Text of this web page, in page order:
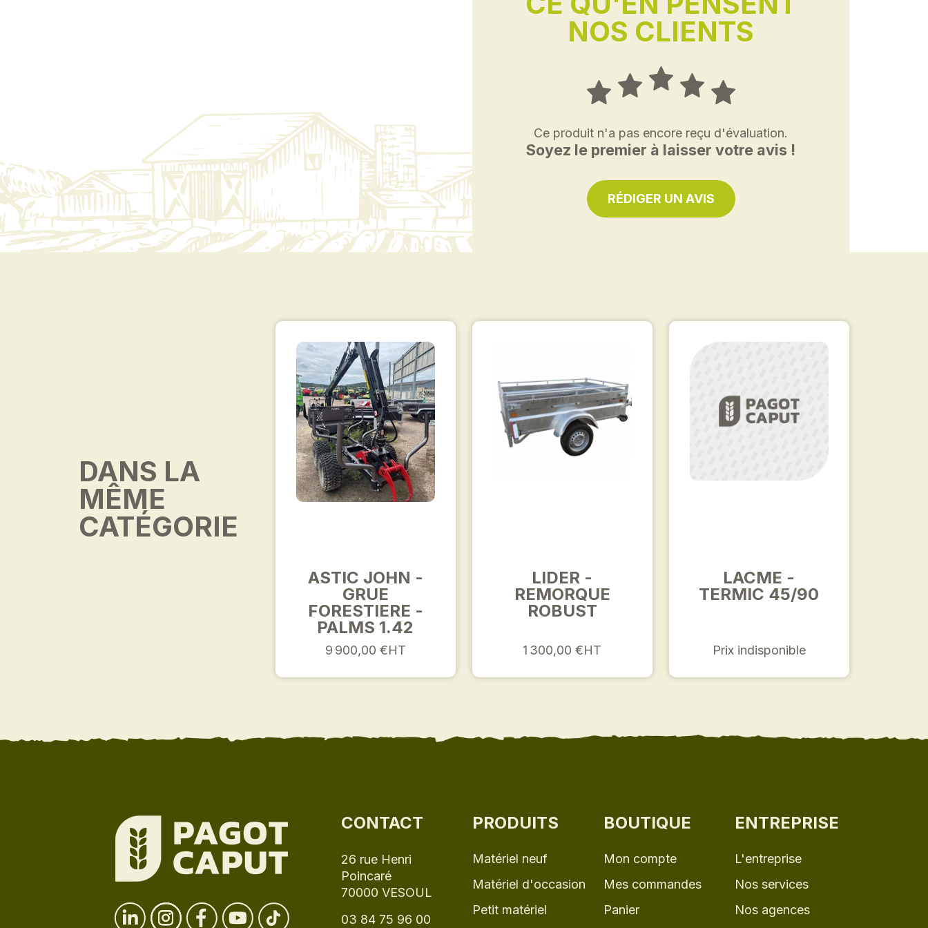
NOS CLIENTS
Ce produit n'a pas encore reçu d'évaluation.
Soyez le premier à laisser votre avis !
RÉDIGER UN AVIS
DANS LA
MÊME
CATÉGORIE
ASTIC JOHN -
GRUE
FORESTIERE -
PALMS 1.42
9 900,00 €HT
LIDER -
REMORQUE
ROBUST
1 300,00 €HT
LACME -
TERMIC 45/90
Prix indisponible
CONTACT
26 rue Henri
Poincaré
70000 VESOUL
03 84 75 96 00
PRODUITS
Matériel neuf
Matériel d'occasion
Petit matériel
BOUTIQUE
Mon compte
Mes commandes
Panier
ENTREPRISE
L'entreprise
Nos services
Nos agences